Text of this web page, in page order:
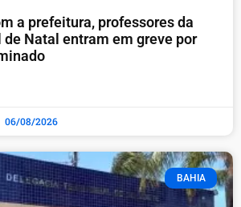
a prefeitura, professores da
Natal entram em greve por
06/08/2026
BAHIA